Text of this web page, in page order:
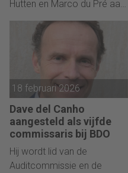
Hutten en Marco du Pré aan
het roer.
18 februari 2026
Dave del Canho
aangesteld als vijfde
commissaris bij BDO
Hij wordt lid van de
Auditcommissie en de